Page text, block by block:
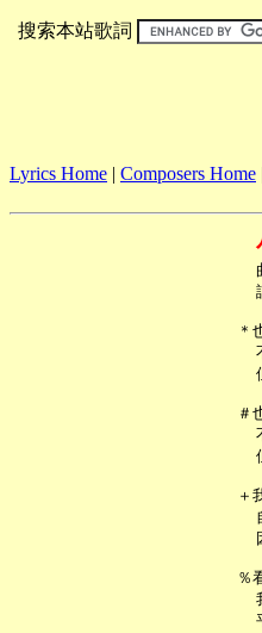
搜索本站歌詞
Lyrics Home | Composers Home
＊
＃
＋
％